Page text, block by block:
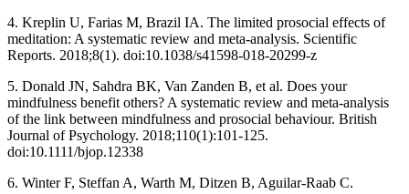
4. Kreplin U, Farias M, Brazil IA. The limited prosocial effects of
meditation: A systematic review and meta-analysis. Scientific
Reports. 2018;8(1). doi:10.1038/s41598-018-20299-z ‌
5. Donald JN, Sahdra BK, Van Zanden B, et al. Does your
mindfulness benefit others? A systematic review and meta-analysis
of the link between mindfulness and prosocial behaviour. British
Journal of Psychology. 2018;110(1):101-125.
doi:10.1111/bjop.12338
6. Winter F, Steffan A, Warth M, Ditzen B, Aguilar‐Raab C.